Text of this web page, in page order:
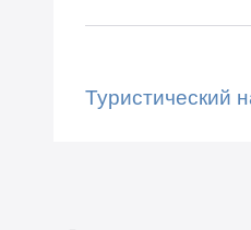
Туристический